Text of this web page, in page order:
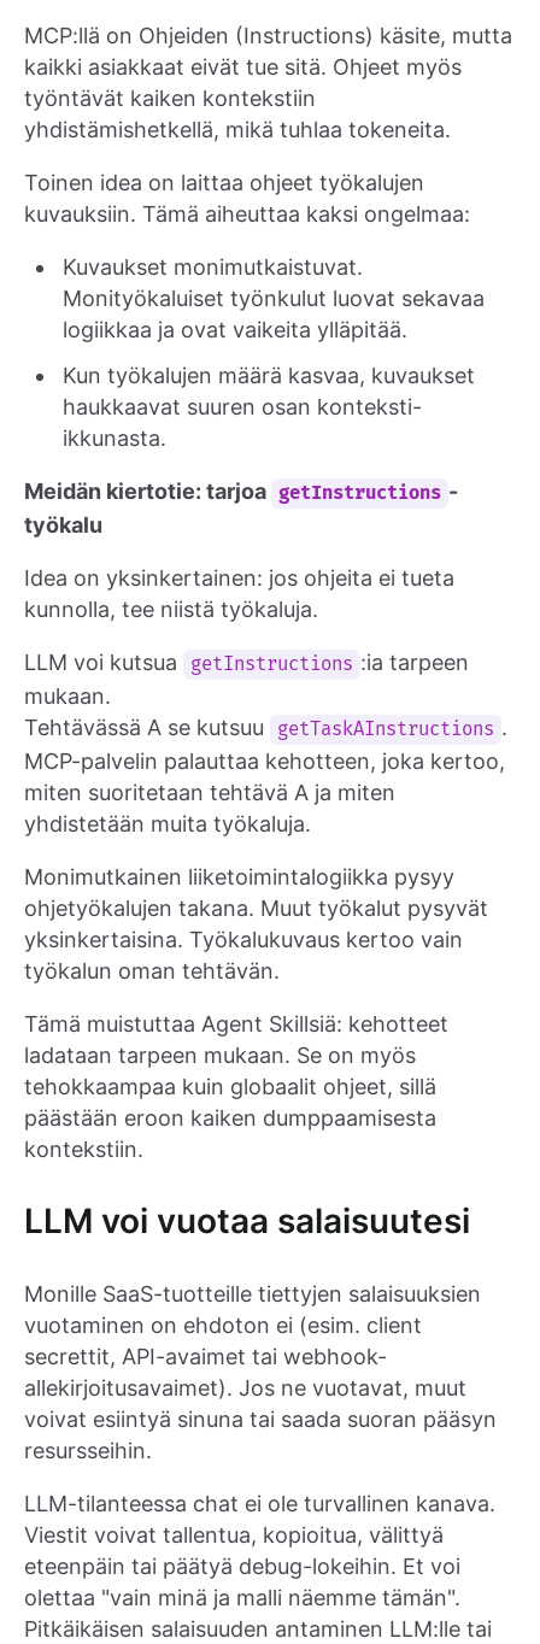
MCP:llä on Ohjeiden (Instructions) käsite, mutta
kaikki asiakkaat eivät tue sitä. Ohjeet myös
työntävät kaiken kontekstiin
yhdistämishetkellä, mikä tuhlaa tokeneita.
Toinen idea on laittaa ohjeet työkalujen
kuvauksiin. Tämä aiheuttaa kaksi ongelmaa:
Kuvaukset monimutkaistuvat.
Monityökaluiset työnkulut luovat sekavaa
logiikkaa ja ovat vaikeita ylläpitää.
Kun työkalujen määrä kasvaa, kuvaukset
haukkaavat suuren osan konteksti-
ikkunasta.
Meidän kiertotie: tarjoa getInstructions -
työkalu
Idea on yksinkertainen: jos ohjeita ei tueta
kunnolla, tee niistä työkaluja.
LLM voi kutsua getInstructions :ia tarpeen
mukaan.
Tehtävässä A se kutsuu
getTaskAInstructions .
MCP-palvelin palauttaa kehotteen, joka kertoo,
miten suoritetaan tehtävä A ja miten
yhdistetään muita työkaluja.
Monimutkainen liiketoimintalogiikka pysyy
ohjetyökalujen takana. Muut työkalut pysyvät
yksinkertaisina. Työkalukuvaus kertoo vain
työkalun oman tehtävän.
Tämä muistuttaa Agent Skillsiä: kehotteet
ladataan tarpeen mukaan. Se on myös
tehokkaampaa kuin globaalit ohjeet, sillä
päästään eroon kaiken dumppaamisesta
kontekstiin.
LLM voi vuotaa salaisuutesi
Monille SaaS-tuotteille tiettyjen salaisuuksien
vuotaminen on ehdoton ei (esim. client
secrettit, API-avaimet tai webhook-
allekirjoitusavaimet). Jos ne vuotavat, muut
voivat esiintyä sinuna tai saada suoran pääsyn
resursseihin.
LLM-tilanteessa chat ei ole turvallinen kanava.
Viestit voivat tallentua, kopioitua, välittyä
eteenpäin tai päätyä debug-lokeihin. Et voi
olettaa "vain minä ja malli näemme tämän".
Pitkäikäisen salaisuuden antaminen LLM:lle tai